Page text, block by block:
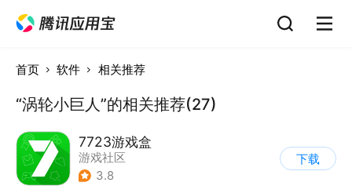
首页 软件 相关推荐
“涡轮小巨人”的相关推荐(27)
7723游戏盒
游戏社区
3.8
下载